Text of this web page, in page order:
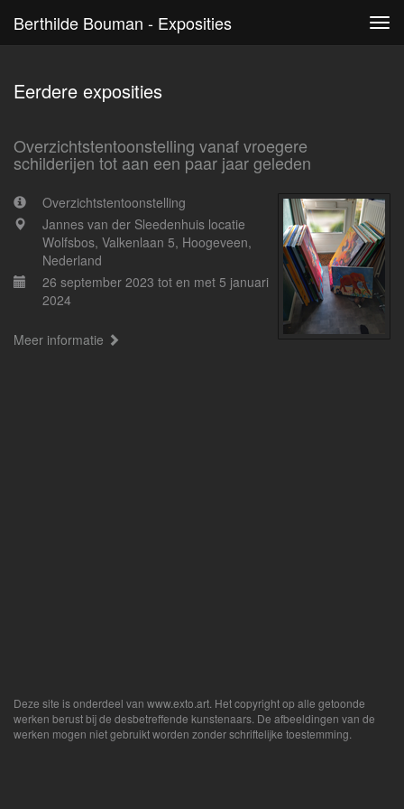
Berthilde Bouman - Exposities
Eerdere exposities
Overzichtstentoonstelling vanaf vroegere
schilderijen tot aan een paar jaar geleden
Overzichtstentoonstelling
Jannes van der Sleedenhuis locatie
Wolfsbos, Valkenlaan 5, Hoogeveen,
Nederland
26 september 2023 tot en met 5 januari
2024
Meer informatie
Deze site is onderdeel van www.exto.art . Het copyright op alle getoonde
werken berust bij de desbetreffende kunstenaars. De afbeeldingen van de
werken mogen niet gebruikt worden zonder schriftelijke toestemming.